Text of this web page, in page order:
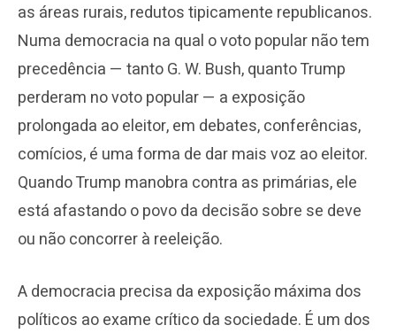
as áreas rurais, redutos tipicamente republicanos.
Numa democracia na qual o voto popular não tem
precedência — tanto G. W. Bush, quanto Trump
perderam no voto popular — a exposição
prolongada ao eleitor, em debates, conferências,
comícios, é uma forma de dar mais voz ao eleitor.
Quando Trump manobra contra as primárias, ele
está afastando o povo da decisão sobre se deve
ou não concorrer à reeleição.
A democracia precisa da exposição máxima dos
políticos ao exame crítico da sociedade. É um dos